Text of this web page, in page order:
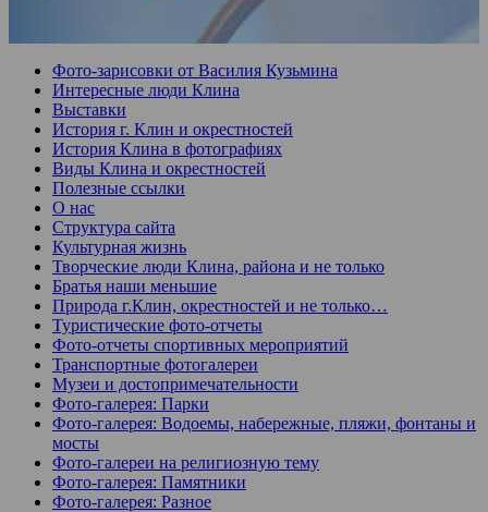
Фото-зарисовки от Василия Кузьмина
Интересные люди Клина
Выставки
История г. Клин и окрестностей
История Клина в фотографиях
Виды Клина и окрестностей
Полезные ссылки
О нас
Структура сайта
Культурная жизнь
Творческие люди Клина, района и не только
Братья наши меньшие
Природа г.Клин, окрестностей и не только…
Туристические фото-отчеты
Фото-отчеты спортивных мероприятий
Транспортные фотогалереи
Музеи и достопримечательности
Фото-галерея: Парки
Фото-галерея: Водоемы, набережные, пляжи, фонтаны и
мосты
Фото-галереи на религиозную тему
Фото-галерея: Памятники
Фото-галерея: Разное